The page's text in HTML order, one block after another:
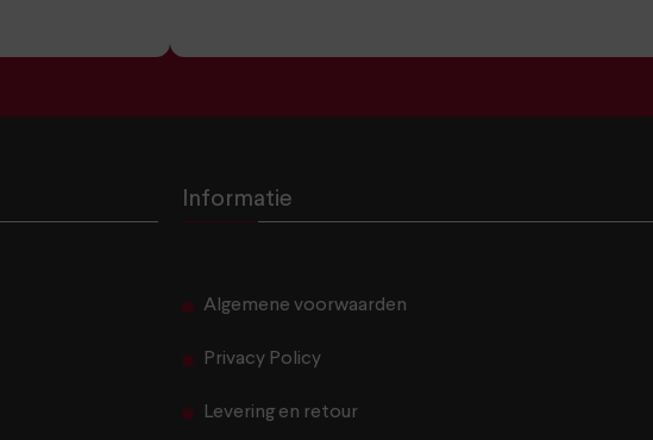
Informatie
Algemene voorwaarden
Privacy Policy
Levering en retour